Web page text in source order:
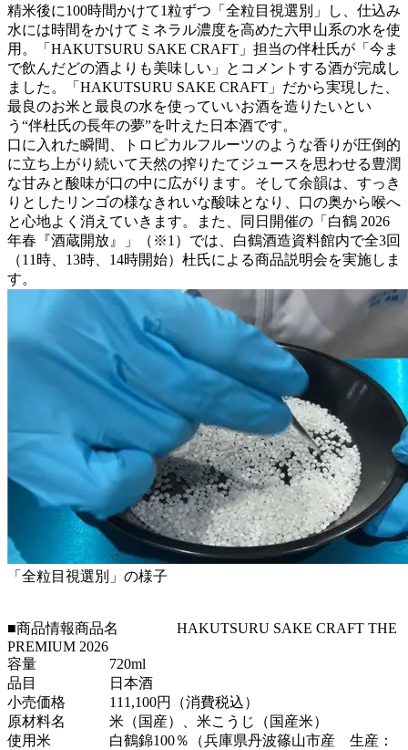
精米後に100時間かけて1粒ずつ「全粒目視選別」し、仕込み
水には時間をかけてミネラル濃度を高めた六甲山系の水を使
用。「HAKUTSURU SAKE CRAFT」担当の伴杜氏が「今ま
で飲んだどの酒よりも美味しい」とコメントする酒が完成し
ました。「HAKUTSURU SAKE CRAFT」だから実現した、
最良のお米と最良の水を使っていいお酒を造りたいとい
う“伴杜氏の長年の夢”を叶えた日本酒です。
口に入れた瞬間、トロピカルフルーツのような香りが圧倒的
に立ち上がり続いて天然の搾りたてジュースを思わせる豊潤
な甘みと酸味が口の中に広がります。そして余韻は、すっき
りとしたリンゴの様なきれいな酸味となり、口の奥から喉へ
と心地よく消えていきます。また、同日開催の「白鶴 2026
年春『酒蔵開放』」（※1）では、白鶴酒造資料館内で全3回
（11時、13時、14時開始）杜氏による商品説明会を実施しま
す。
「全粒目視選別」の様子
■商品情報商品名 HAKUTSURU SAKE CRAFT THE
PREMIUM 2026
容量 720ml
品目 日本酒
小売価格 111,100円（消費税込）
原材料名 米（国産）、米こうじ（国産米）
使用米 白鶴錦100％（兵庫県丹波篠山市産 生産：